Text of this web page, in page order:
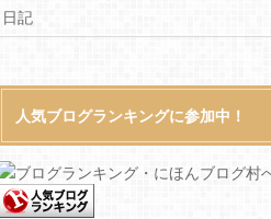
日記
人気ブログランキングに参加中！